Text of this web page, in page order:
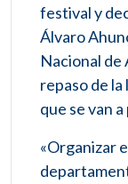
festival y
Álvaro
Nacional de
repaso de
que se van
«Organizar